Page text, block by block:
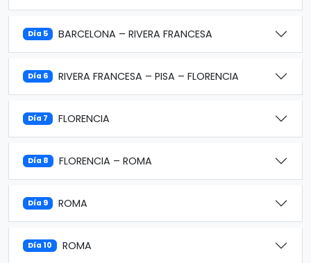
Día 5 BARCELONA – RIVERA FRANCESA
Día 6 RIVERA FRANCESA – PISA – FLORENCIA
Día 7 FLORENCIA
Día 8 FLORENCIA – ROMA
Día 9 ROMA
Día 10 ROMA